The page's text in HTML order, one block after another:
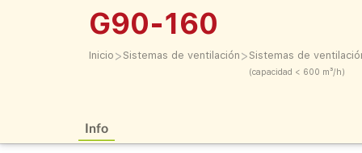
G90-160
Inicio > Sistemas de ventilación > Sistemas de
(capacidad < 600 m³/h)
Info